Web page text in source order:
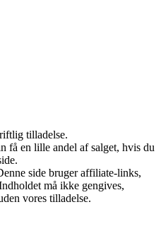
tilladelse.
få en lille andel af salget, hvis du
side bruger affiliate-links,
må ikke gengives,
vores tilladelse.